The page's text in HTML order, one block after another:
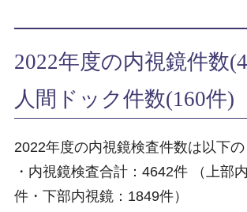
2022年度の内視鏡件数
人間ドック件数(160件)
2022年度の内視鏡検査件数は以下の
・内視鏡検査合計：4642件 （上部
件・ 下部内視鏡：1849件）